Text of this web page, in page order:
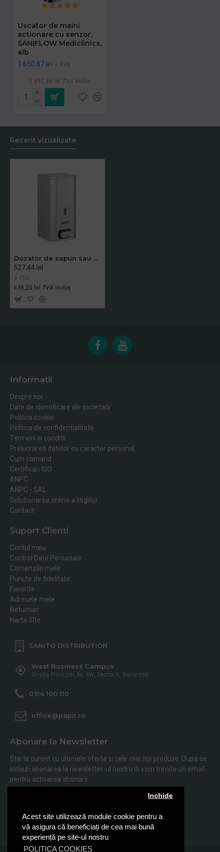
Acest site utilizează module cookie pentru a
vă asigura că beneficiați de cea mai bună
experiență pe site-ul nostru
POLITICA COOKIES
Inchide
Uscator de maini
actionare cu senzor,
SANIFLOW Mediclinics,
alb
1.650,87 lei + TVA
1.997,55 lei TVA inclus
Recent vizualizate
Dozator de sapun sau dezinfectant, pulverizare spray, Mediclinics
527,44 lei
+ TVA
638,20 lei TVA inclus
Informatii
Despre noi
Date de identificare ale societatii
Politica cookie
Politica de confidentialitate
Termeni si conditii
Prelucrarea datelor cu caracter personal
Cum comand
Certificari ISO
ANPC
ANPC - SAL
Solutionarea online a litigiilor
Contact
Suport Clienti
Contul meu
Control Date Personale
Comenzile mele
Puncte de fidelitate
Favorite
Adresele mele
Returnari
Harta SIte
SANITO DISTRIBUTION
West Business Campus
Strada Preciziei, Nr, 3W, Sector 6, Bucuresti
0314 100 110
office@papir.ro
Abonare la Newsletter
Stai la curent cu ultimele oferte si cele mai noi produse. Dupa ce
initiezi abonarea la newsletter-ul nostru iti vom trimite un email
pentru activarea abonarii.
Abonare
Am citit şi sunt de acord cu Politica de Confidentialitate